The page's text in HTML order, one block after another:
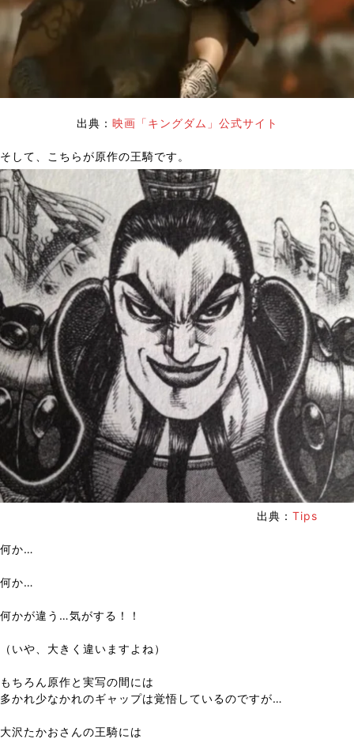
出典： 映画「キングダム」公式サイト
そして、こちらが原作の王騎です。
出典： Tips
何か…
何か…
何かが違う…気がする！！
（いや、大きく違いますよね）
もちろん原作と実写の間には
多かれ少なかれのギャップは覚悟しているのですが…
大沢たかおさんの王騎には